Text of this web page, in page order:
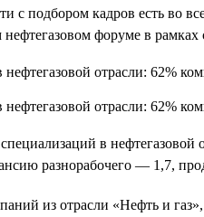
подбором кадров есть во
нефтегазовом форуме в
в
разнорабочего — 1,7,
из отрасли «Нефть и